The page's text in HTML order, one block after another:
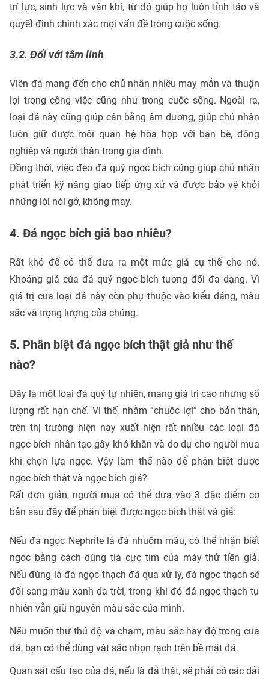
trí lực, sinh lực và vận khí, từ đó giúp họ luôn tỉnh táo và
quyết định chính xác mọi vấn đề trong cuộc sống.
3.2. Đối với tâm linh
Viên đá mang đến cho chủ nhân nhiều may mắn và thuận
lợi trong công việc cũng như trong cuộc sống. Ngoài ra,
loại đá này cũng giúp cân bằng âm dương, giúp chủ nhân
luôn giữ được mối quan hệ hòa hợp với bạn bè, đồng
nghiệp và người thân trong gia đình.
Đồng thời, việc đeo đá quý ngọc bích cũng giúp chủ nhân
phát triển kỹ năng giao tiếp ứng xử và được bảo vệ khỏi
những lời nói gở, không may.
4. Đá ngọc bích giá bao nhiêu?
Rất khó để có thể đưa ra một mức giá cụ thể cho nó.
Khoảng giá của đá quý ngọc bích tương đối đa dạng. Vì
giá trị của loại đá này còn phụ thuộc vào kiểu dáng, màu
sắc và trọng lượng của chúng.
5. Phân biệt đá ngọc bích thật giả như thế
nào?
Đây là một loại đá quý tự nhiên, mang giá trị cao nhưng số
lượng rất hạn chế. Vì thế, nhằm “chuộc lợi” cho bản thân,
trên thị trường hiện nay xuất hiện rất nhiều các loại đá
ngọc bích nhân tạo gây khó khăn và do dự cho người mua
khi chọn lựa ngọc. Vậy làm thế nào để phân biệt được
ngọc bích thật và ngọc bích giả?
Rất đơn giản, người mua có thể dựa vào 3 đặc điểm cơ
bản sau đây để phân biệt được ngọc bích thật và giả:
Nếu đá ngọc Nephrite là đá nhuộm màu, có thể nhận biết
ngọc bằng cách dùng tia cực tím của máy thử tiền giả.
Nếu đúng là đá ngọc thạch đã qua xử lý, đá ngọc thạch sẽ
đổi sang màu xanh da trời, trong khi đó đá ngọc thạch tự
nhiên vẫn giữ nguyên màu sắc của mình.
Nếu muốn thử thử độ va chạm, màu sắc hay độ trong của
đá, bạn có thể dùng vật sắc nhọn rạch trên bề mặt đá.
Quan sát cấu tạo của đá, nếu là đá thật, sẽ phải có các dải